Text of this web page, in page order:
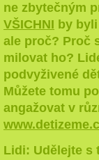
ne zbytečným
VŠICHNI by
ale proč? Proč
milovat ho?
podvyživené
Můžete tomu
angažovat v
Lidi: Udělejte s